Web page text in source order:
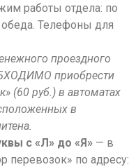
работы отдела: по
Телефоны для
проездного
приобрести
(60 руб.) в автоматах
в
с «Л» до «Я» — в
перевозок» по адресу: